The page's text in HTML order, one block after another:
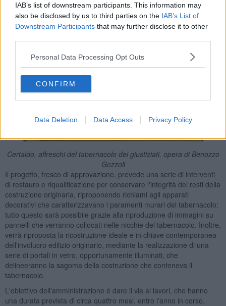
IAB’s list of downstream participants. This information may
also be disclosed by us to third parties on the IAB’s List of
Downstream Participants that may further disclose it to other
Personal Data Processing Opt Outs
CONFIRM
Data Deletion Data Access Privacy Policy
Certaldo, affreschi del tabernacolo dei giustiziati, opera di Benozzo
Gozzoli
Il progetto, fresco di approvazione, prevede una serie di interventi
di restauro e riqualificazione per conservare l'integrità dei resti della
costruzione originaria, riproponendo richiami agli apparati
decorativi che caratterizzavano i paramenti murari del tabernacolo:
tutto questo sarà possibile grazie alla riproduzione di immagini su
pannelli che verranno collocati nelle nicchie del tabernacolo. Inoltre,
verrà riproposta la ricostruzione ideale e in chiave contemporanea
dell'involucro edilizio originario, mediante la realizzazione di una
serie di portali in vetro, opportunamente illuminati, che
delineeranno la sagoma della costruzione che conteneva il
tabernacolo.
L'obiettivo dell'amministrazione è dare il via ai lavori, che hanno
una durata prevista di circa quattro mesi, entro l'anno in corso.